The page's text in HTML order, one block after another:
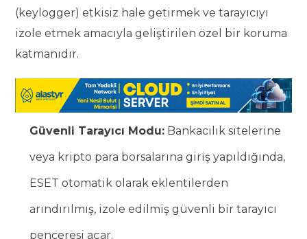
(keylogger) etkisiz hale getirmek ve tarayıcıyı
izole etmek amacıyla geliştirilen özel bir koruma
katmanıdır.
Güvenli Tarayıcı Modu: Bankacılık sitelerine
veya kripto para borsalarına giriş yapıldığında,
ESET otomatik olarak eklentilerden
arındırılmış, izole edilmiş güvenli bir tarayıcı
penceresi açar.